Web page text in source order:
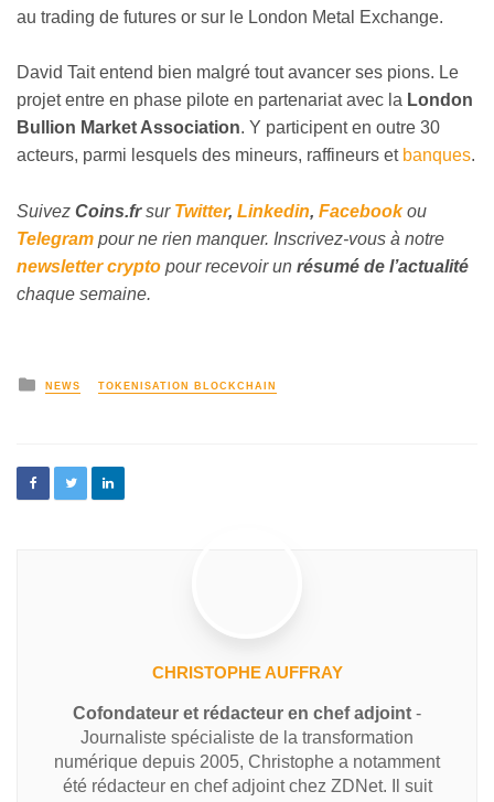
au trading de futures or sur le London Metal Exchange.
David Tait entend bien malgré tout avancer ses pions. Le
projet entre en phase pilote en partenariat avec la London
Bullion Market Association. Y participent en outre 30
acteurs, parmi lesquels des mineurs, raffineurs et banques.
Suivez Coins.frsur Twitter, Linkedin, Facebookou
Telegram pour ne rien manquer. Inscrivez-vous à notre
newsletter crypto pour recevoir un résumé de l’actualité
chaque semaine.
NEWS TOKENISATION BLOCKCHAIN
CHRISTOPHE AUFFRAY
Cofondateur et rédacteur en chef adjoint -
Journaliste spécialiste de la transformation
numérique depuis 2005, Christophe a notamment
été rédacteur en chef adjoint chez ZDNet. Il suit